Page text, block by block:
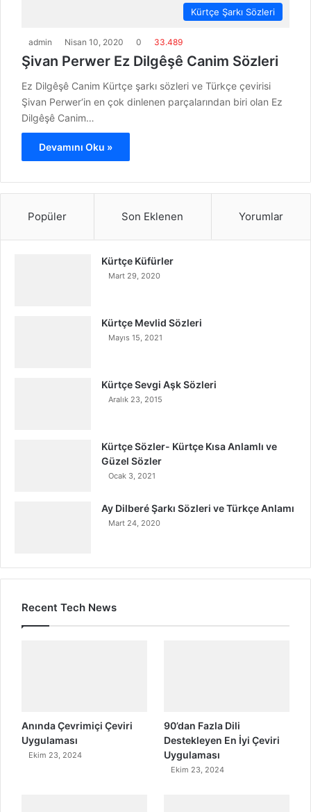
Kürtçe Şarkı Sözleri
admin Nisan 10, 2020 0 33.489
Şivan Perwer Ez Dilgêşê Canim Sözleri
Ez Dilgêşê Canim Kürtçe şarkı sözleri ve Türkçe çevirisi
Şivan Perwer‘in en çok dinlenen parçalarından biri olan Ez
Dilgêşê Canim…
Devamını Oku »
Popüler Son Eklenen Yorumlar
Kürtçe Küfürler
Mart 29, 2020
Kürtçe Mevlid Sözleri
Mayıs 15, 2021
Kürtçe Sevgi Aşk Sözleri
Aralık 23, 2015
Kürtçe Sözler- Kürtçe Kısa Anlamlı ve
Güzel Sözler
Ocak 3, 2021
Ay Dilberé Şarkı Sözleri ve Türkçe Anlamı
Mart 24, 2020
Recent Tech News
Anında Çevrimiçi Çeviri
Uygulaması
Ekim 23, 2024
90’dan Fazla Dili
Destekleyen En İyi Çeviri
Uygulaması
Ekim 23, 2024